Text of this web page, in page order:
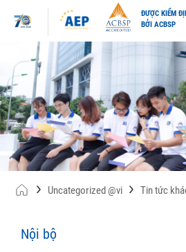
content
ĐƯỢC KIỂM
BỞI ACBSP
Uncategorized @vi Tin tức
Nội bộ